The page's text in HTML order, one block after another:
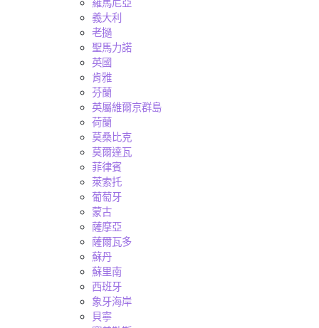
羅馬尼亞
義大利
老撾
聖馬力諾
英國
肯雅
芬蘭
英屬維爾京群島
荷蘭
莫桑比克
莫爾達瓦
菲律賓
萊索托
葡萄牙
蒙古
薩摩亞
薩爾瓦多
蘇丹
蘇里南
西班牙
象牙海岸
貝寧